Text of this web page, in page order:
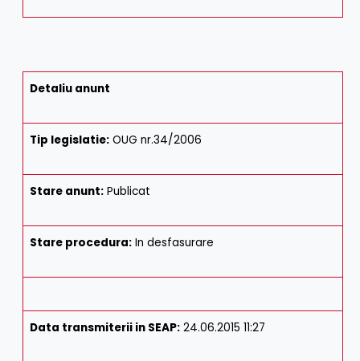
Detaliu anunt
Tip legislatie: OUG nr.34/2006
Stare anunt: Publicat
Stare procedura: In desfasurare
Data transmiterii in SEAP: 24.06.2015 11:27